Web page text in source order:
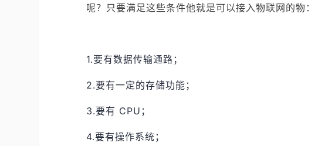
呢？只要满足这些条件他就是可以接入物联网的物：
1.要有数据传输通路；
2.要有一定的存储功能；
3.要有 CPU；
4.要有操作系统；